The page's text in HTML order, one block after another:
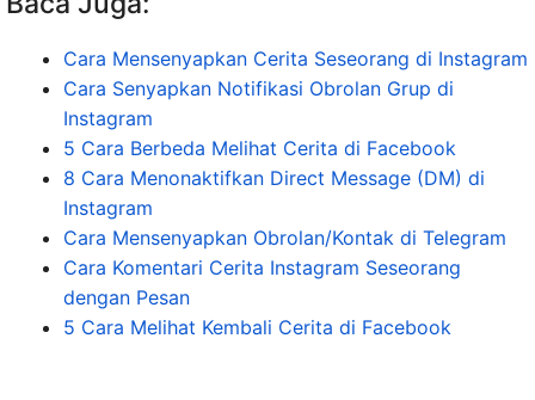
Cara Mensenyapkan Cerita Seseorang di Instagram
Cara Senyapkan Notifikasi Obrolan Grup di
Instagram
5 Cara Berbeda Melihat Cerita di Facebook
8 Cara Menonaktifkan Direct Message (DM) di
Instagram
Cara Mensenyapkan Obrolan/Kontak di Telegram
Cara Komentari Cerita Instagram Seseorang
dengan Pesan
5 Cara Melihat Kembali Cerita di Facebook